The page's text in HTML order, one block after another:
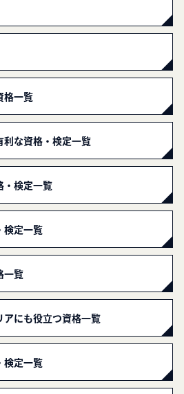
格一覧
な資格・検定一覧
・検定一覧
検定一覧
一覧
にも役立つ資格一覧
検定一覧